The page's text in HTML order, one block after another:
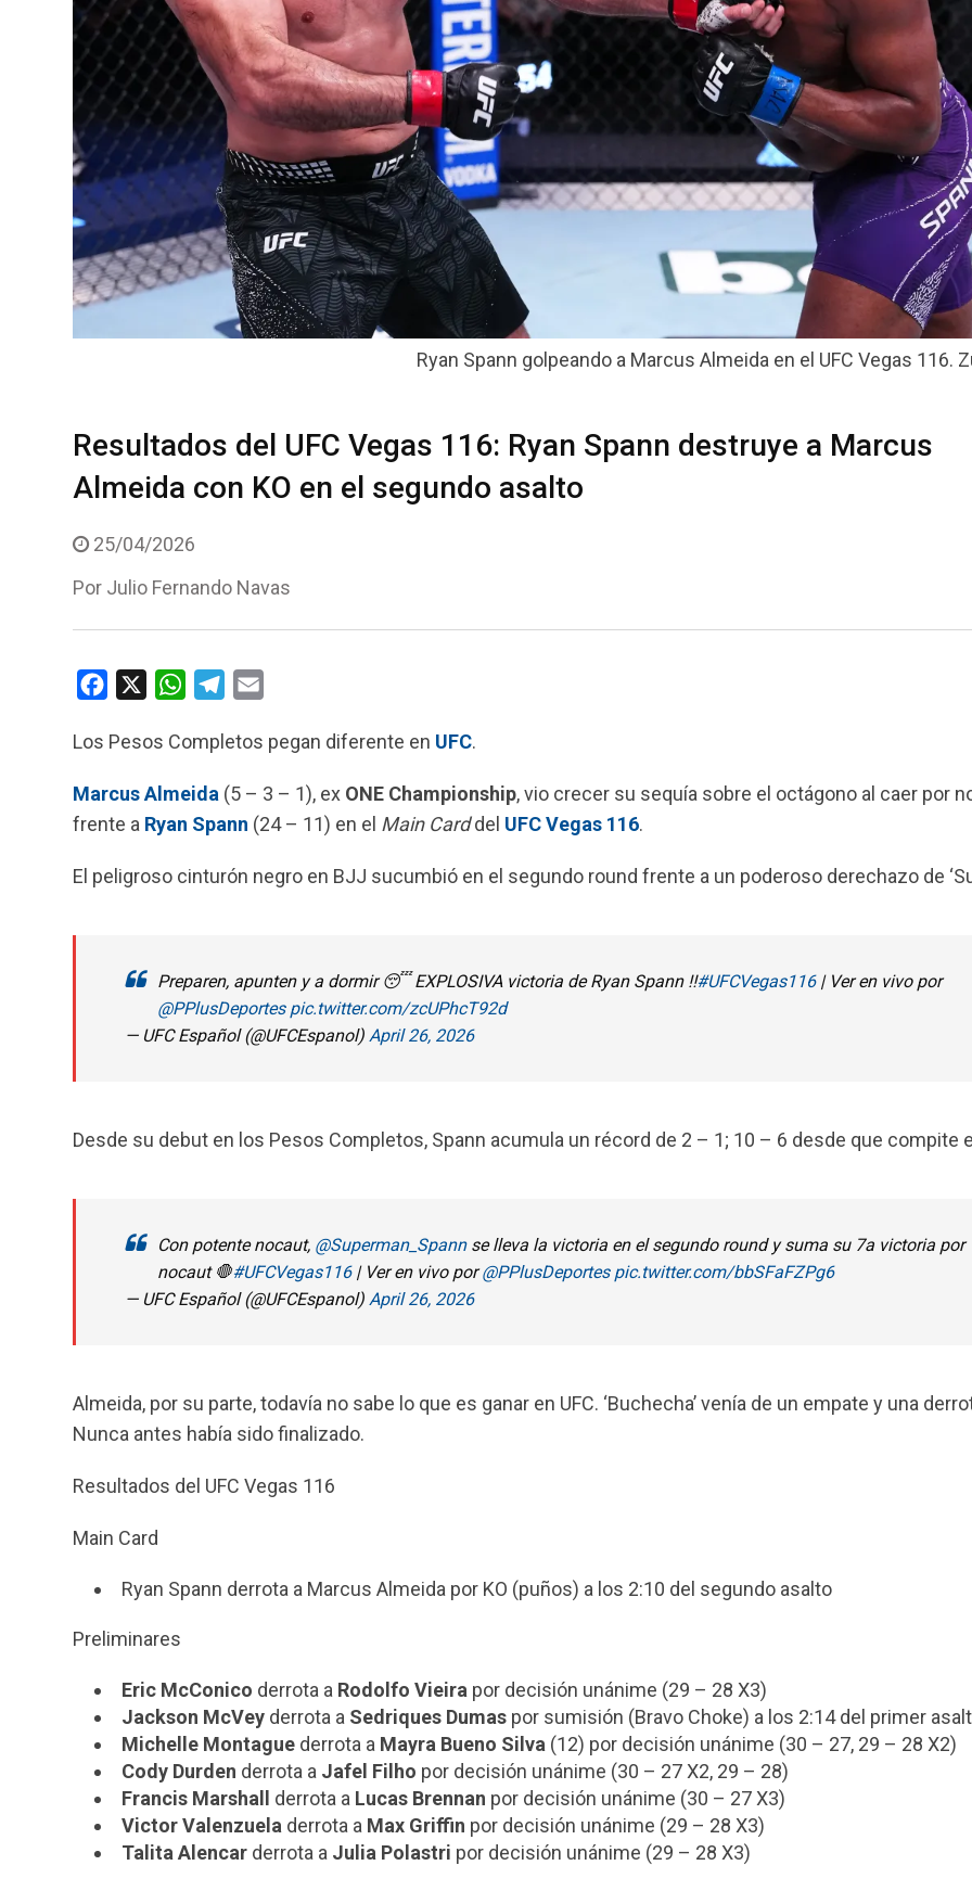
Ryan Spann golpeando a Marcus Almeida en el UFC Vegas 116.
Resultados del UFC Vegas 116: Ryan Spann destruye a Marcus
Almeida con KO en el segundo asalto
25/04/2026
Por Julio Fernando Navas
c
b
o
o
W
a
s
A
p
l
g
r
a
a
l
Los Pesos Completos pegan diferente en UFC.
Marcus Almeida (5 – 3 – 1), ex ONE Championship, vio crecer su sequía sobre el octágono al caer por
frente a Ryan Spann (24 – 11) en el Main Carddel UFC Vegas 116.
El peligroso cinturón negro en BJJ sucumbió en el segundo round frente a un poderoso derechazo de
Preparen, apunten y a dormir 😴 EXPLOSIVA victoria de Ryan Spann ‼️#UFCVegas116| Ver en vivo por
@PPlusDeportes pic.twitter.com/zcUPhcT92d
— UFC Español (@UFCEspanol) April 26, 2026
Desde su debut en los Pesos Completos, Spann acumula un récord de 2 – 1; 10 – 6 desde que compite
Con potente nocaut, @Superman_Spannse lleva la victoria en el segundo round y suma su 7a victoria por
nocaut 🛑#UFCVegas116| Ver en vivo por@PPlusDeportes pic.twitter.com/bbSFaFZPg6
— UFC Español (@UFCEspanol) April 26, 2026
Almeida, por su parte, todavía no sabe lo que es ganar en UFC. ‘Buchecha’ venía de un empate y una
Nunca antes había sido finalizado.
Resultados del UFC Vegas 116
Main Card
Ryan Spann derrota a Marcus Almeida por KO (puños) a los 2:10 del segundo asalto
Preliminares
Eric McConico derrota a Rodolfo Vieira por decisión unánime (29 – 28 X3)
Jackson McVey derrota a Sedriques Dumas por sumisión (Bravo Choke) a los 2:14 del primer
Michelle Montague derrota a Mayra Bueno Silva (12) por decisión unánime (30 – 27, 29 – 28 X2)
Cody Durden derrota a Jafel Filho por decisión unánime (30 – 27 X2, 29 – 28)
Francis Marshall
derrota a Lucas Brennan por decisión unánime (30 – 27 X3)
Victor Valenzuela derrota a Max Griffin por decisión unánime (29 – 28 X3)
Talita Alencar derrota a Julia Polastri por decisión unánime (29 – 28 X3)